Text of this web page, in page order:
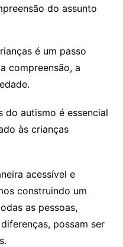
do assunto
é um passo
compreensão, a
do autismo é essencial
às crianças
acessível e
construindo um
as pessoas,
possam ser